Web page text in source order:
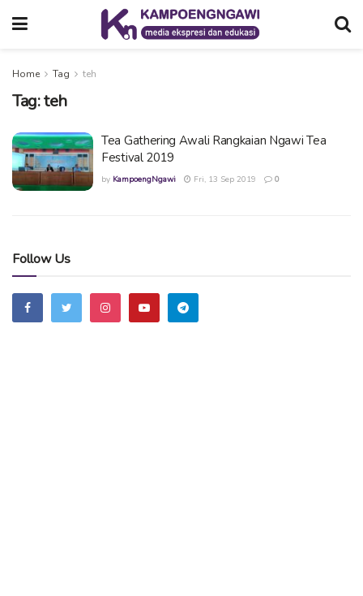
Home Tag teh
Tag:teh
Tea Gathering Awali Rangkaian Ngawi Tea
Festival 2019
by KampoengNgawi Fri, 13 Sep 2019 0
Follow Us